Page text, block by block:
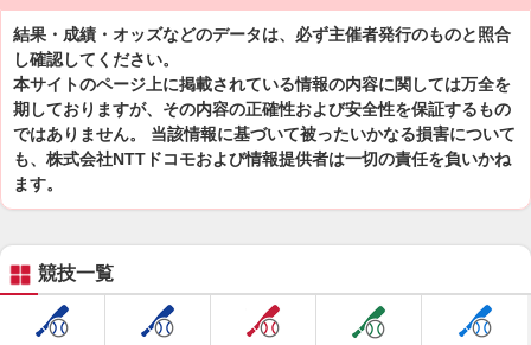
結果・成績・オッズなどのデータは、必ず主催者発行のものと照合
し確認してください。
本サイトのページ上に掲載されている情報の内容に関しては万全を
期しておりますが、その内容の正確性および安全性を保証するもの
ではありません。 当該情報に基づいて被ったいかなる損害について
も、株式会社NTTドコモおよび情報提供者は一切の責任を負いかね
ます。
競技一覧